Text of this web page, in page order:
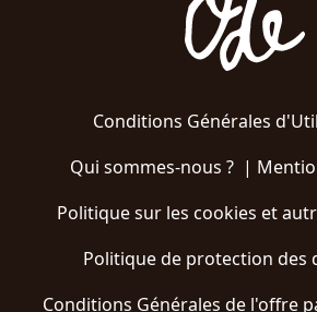
Conditions Générales
Qui sommes-nous ?|
Politique sur les cookies et
Politique de protection des
Conditions Générales de l'offre